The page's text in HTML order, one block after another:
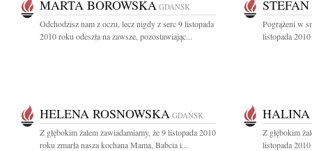
MARTA BOROWSKA GDAŃSK
Odchodzisz nam z oczu, lecz nigdy z serc 9 listopada
2010 roku odeszła na zawsze, pozostawiając...
Pogrążeni w
listopada
HELENA ROSNOWSKA GDAŃSK
Z głębokim żalem zawiadamiamy, że 9 listopada 2010
roku zmarła nasza kochana Mama, Babcia i...
Z głębokim
listopada 2010